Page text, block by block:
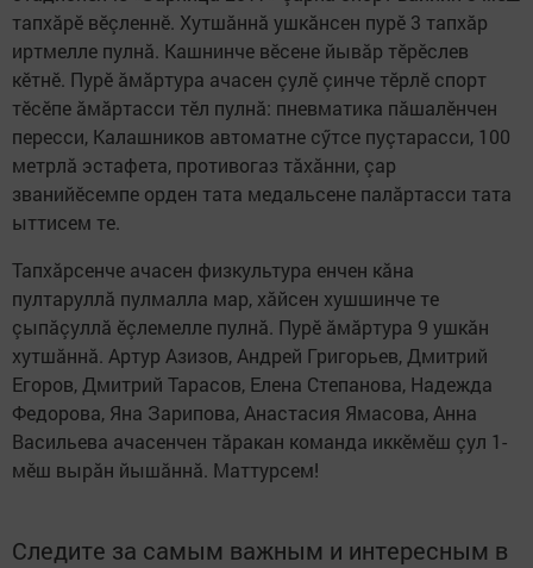
тапхăрӗ вӗçленнӗ. Хутшăннă ушкăнсен пурӗ 3 тапхăр
иртмелле пулнă. Кашнинче вӗсене йывăр тӗрӗслев
кӗтнӗ. Пурӗ ăмăртура ачасен çулӗ çинче тӗрлӗ спорт
тӗсӗпе ăмăртасси тӗл пулнă: пневматика пăшалӗнчен
пересси, Калашников автоматне сӳтсе пуçтарасси, 100
метрлă эстафета, противогаз тăхăнни, çар
званийӗсемпе орден тата медальсене палăртасси тата
ыттисем те.
Тапхăрсенче ачасен физкультура енчен кăна
пултаруллă пулмалла мар, хăйсен хушшинче те
çыпăçуллă ӗçлемелле пулнă. Пурӗ ăмăртура 9 ушкăн
хутшăннă. Артур Азизов, Андрей Григорьев, Дмитрий
Егоров, Дмитрий Тарасов, Елена Степанова, Надежда
Федорова, Яна Зарипова, Анастасия Ямасова, Анна
Васильева ачасенчен тăракан команда иккӗмӗш çул 1-
мӗш вырăн йышăннă. Маттурсем!
Следите за самым важным и интересным в